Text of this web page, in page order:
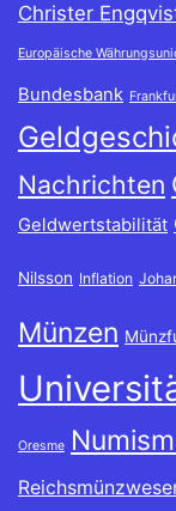
Christer
Europäische
Bundesbank
Nachrichten
Geldwertstabilität
Nilsson Inflation
Münzen
Oresme